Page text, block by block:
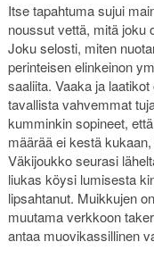
Itse tapahtuma sujui
noussut vettä, mitä joku
Joku selosti, miten
perinteisen elinkeinon
saaliita. Vaaka ja
tavallista vahvemmat
kumminkin sopineet,
määrää ei kestä
Väkijoukko seurasi
liukas köysi lumisesta
lipsahtanut. Muikkujen
muutama verkkoon
antaa muovikassillinen